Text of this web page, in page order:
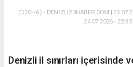
(D20HA) - DENİZLİ20HABER.COM |
24.07.2026 - 22:35
Denizli il sınırları içerisinde